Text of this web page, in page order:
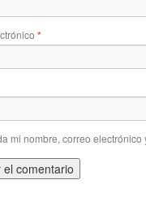
*
mi nombre, correo